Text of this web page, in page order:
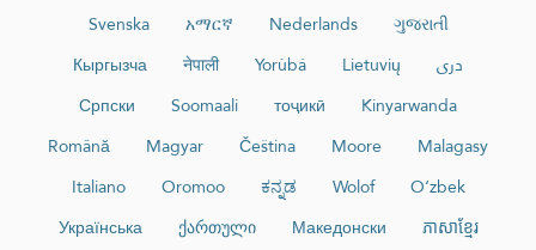
Svenska
አማርኛ Nederlands
ગુજરાતી
Кыргызча
नेपाली Yorùbá Lietuvių
دری
Српски
Soomaali тоҷикӣ
Kinyarwanda
Română
Magyar Čeština Moore
Malagasy
Italiano
Oromoo ಕನ್ನಡ Wolof
O‘zbek
Українська
ქართული Македонски
ភាសាខ្មែរ